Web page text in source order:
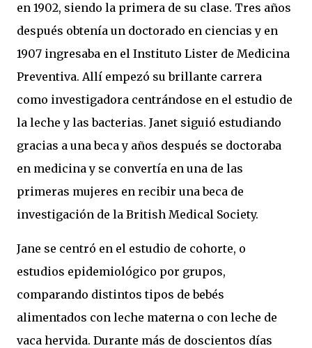
en 1902, siendo la primera de su clase. Tres años
después obtenía un doctorado en ciencias y en
1907 ingresaba en el Instituto Lister de Medicina
Preventiva. Allí empezó su brillante carrera
como investigadora centrándose en el estudio de
la leche y las bacterias. Janet siguió estudiando
gracias a una beca y años después se doctoraba
en medicina y se convertía en una de las
primeras mujeres en recibir una beca de
investigación de la British Medical Society.
Jane se centró en el estudio de cohorte, o
estudios epidemiológico por grupos,
comparando distintos tipos de bebés
alimentados con leche materna o con leche de
vaca hervida. Durante más de doscientos días